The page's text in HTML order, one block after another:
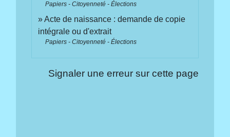
Papiers - Citoyenneté - Élections
Acte de naissance : demande de copie
intégrale ou d'extrait
Papiers - Citoyenneté - Élections
Signaler une erreur sur cette page